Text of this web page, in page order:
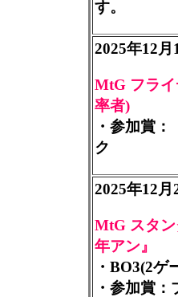
す。
2025年12月
MtG フラ
率者)
・参加賞
ク
2025年12月
MtG スタ
年アン』
・BO3(2
・参加賞